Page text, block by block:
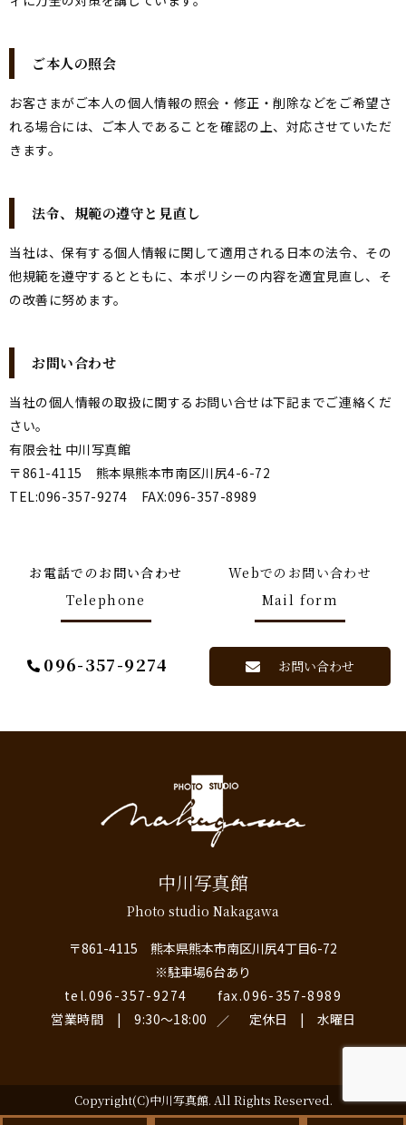
ご本人の照会
お客さまがご本人の個人情報の照会・修正・削除などをご希望さ
れる場合には、ご本人であることを確認の上、対応させていただ
きます。
法令、規範の遵守と見直し
当社は、保有する個人情報に関して適用される日本の法令、その
他規範を遵守するとともに、本ポリシーの内容を適宜見直し、そ
の改善に努めます。
お問い合わせ
当社の個人情報の取扱に関するお問い合せは下記までご連絡くだ
さい。
有限会社 中川写真館
〒861-4115 熊本県熊本市南区川尻4-6-72
TEL:096-357-9274 FAX:096-357-8989
お電話でのお問い合わせ
Telephone
096-357-9274
Webでのお問い合わせ
Mail form
お問い合わせ
中川写真館
Photo studio Nakagawa
〒861-4115 熊本県熊本市南区川尻4丁目6-72
※駐車場6台あり
tel.096-357-9274
fax.096-357-8989
営業時間 | 9:30〜18:00
定休日 | 水曜日
Copyright(C)中川写真館. All Rights Reserved.